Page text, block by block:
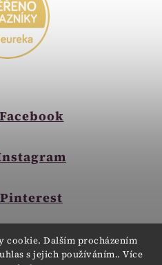
cookie. Dalším procházením
s jejich používáním.. Více
Facebook
Pinterest